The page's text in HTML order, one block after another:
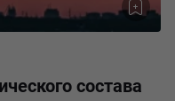
состава